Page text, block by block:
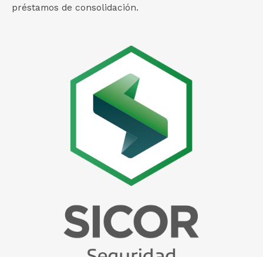
préstamos de consolidación.